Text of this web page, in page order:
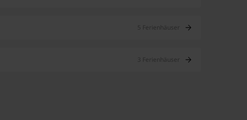
5 Ferienhäuser
3 Ferienhäuser